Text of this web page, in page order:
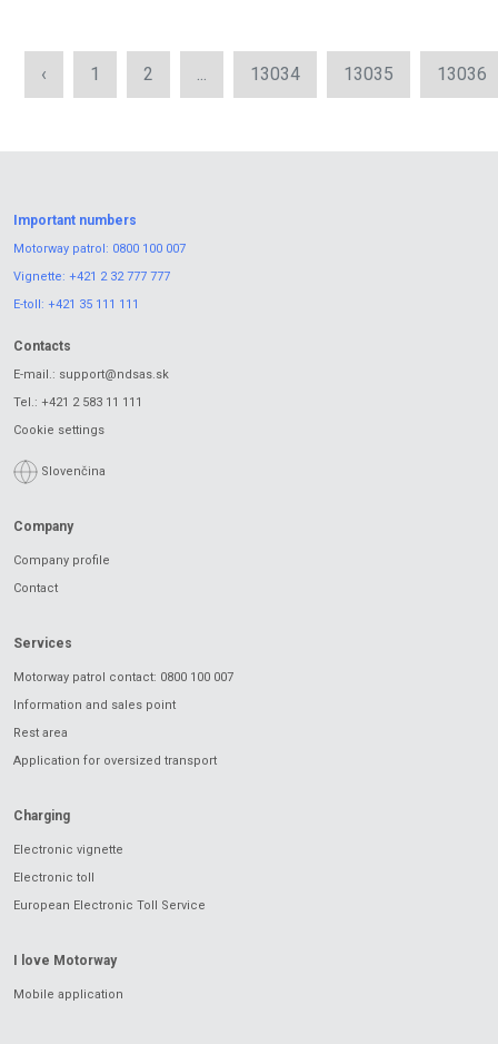
‹ 1 2 ... 13034 13035 13036
Important numbers
Motorway patrol: 0800 100 007
Vignette: +421 2 32 777 777
E-toll: +421 35 111 111
Contacts
E-mail.: support@ndsas.sk
Tel.: +421 2 583 11 111
Cookie settings
Slovenčina
Company
Company profile
Contact
Services
Motorway patrol contact: 0800 100 007
Information and sales point
Rest area
Application for oversized transport
Charging
Electronic vignette
Electronic toll
European Electronic Toll Service
I love Motorway
Mobile application